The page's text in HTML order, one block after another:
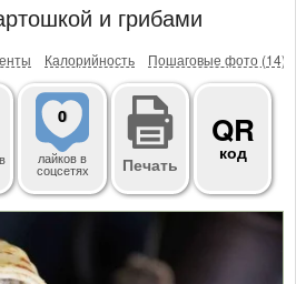
и грибами
Калорийность Пошаговые фото (14)
0
лайковв
соцсетях Печать
QR
код